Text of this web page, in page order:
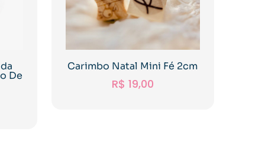
De
Carimbo Natal Mini Fé 2cm
R$ 19,00